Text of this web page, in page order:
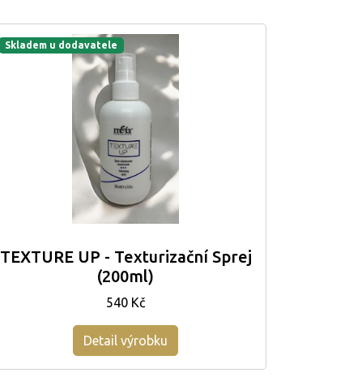
Skladem u dodavatele
TEXTURE UP - Texturizační Sprej
(200ml)
540 Kč
Detail výrobku